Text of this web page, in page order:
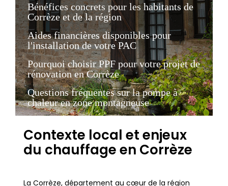
Bénéfices concrets pour les habitants de
Corrèze et de la région
Aides financières disponibles pour
l'installation de votre PAC
Pourquoi choisir PPF pour votre projet de
rénovation en Corrèze
Questions fréquentes sur la pompe à
chaleur en zone montagneuse
Contexte local et enjeux
du chauffage en Corrèze
La Corrèze, département au cœur de la région